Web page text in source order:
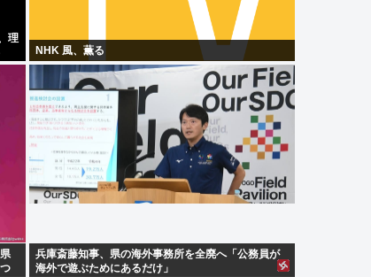
理
NHK 風、薫る
兵庫斎藤知事、県の海外事務所を全廃へ「公務員が
海外で遊ぶためにあるだけ」